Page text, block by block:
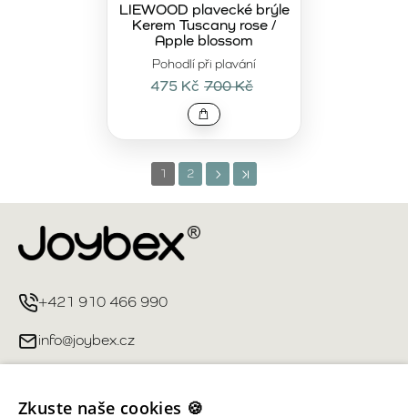
Pohodlí při plavání
LIEWOOD plavecké brýle
Kerem Tuscany rose /
Apple blossom
475 Kč 700 Kč
1 2
+421 910 466 990
info@joybex.cz
Zkuste naše cookies 🍪